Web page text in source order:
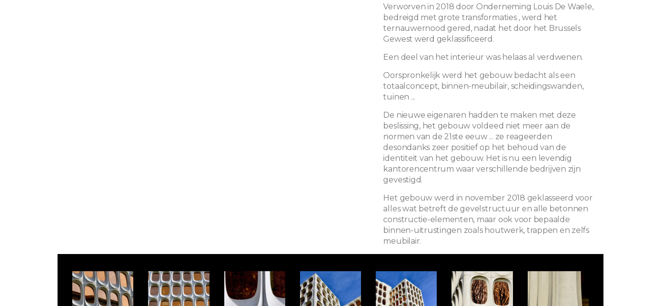
Verworven in 2018 door Onderneming Louis De Waele,
bedreigd met grote transformaties , werd het
ternauwernood gered, nadat het door het Brussels
Gewest werd geklassificeerd.
Een deel van het interieur was helaas al verdwenen.
Oorspronkelijk werd het gebouw bedacht als een
totaalconcept, binnen-meubilair, scheidingswanden,
tuinen ...
De nieuwe eigenaren hadden te maken met deze
beslissing, het gebouw voldeed niet meer aan de
normen van de 21ste eeuw ... ze reageerden
desondanks zeer positief op het behoud van de
identiteit van het gebouw. Het is nu een levendig
kantorencentrum waar verschillende bedrijven zijn
gevestigd.
Het gebouw werd in november 2018 geklasseerd voor
alles wat betreft de gevelstructuur en alle betonnen
constructie-elementen, maar ook voor bepaalde
binnen-uitrustingen zoals houtwerk, trappen en zelfs
meubilair.